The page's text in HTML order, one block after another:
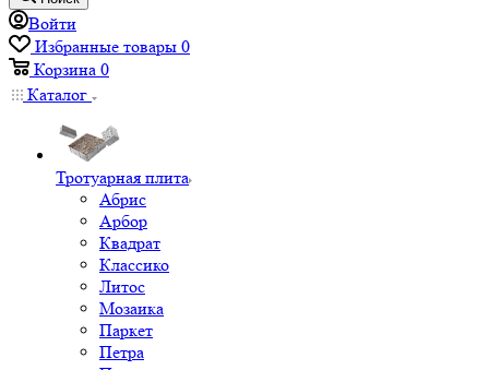
Войти
Избранные товары 0
Корзина 0
Каталог
Тротуарная плита
Абрис
Арбор
Квадрат
Классико
Литос
Мозаика
Паркет
Петра